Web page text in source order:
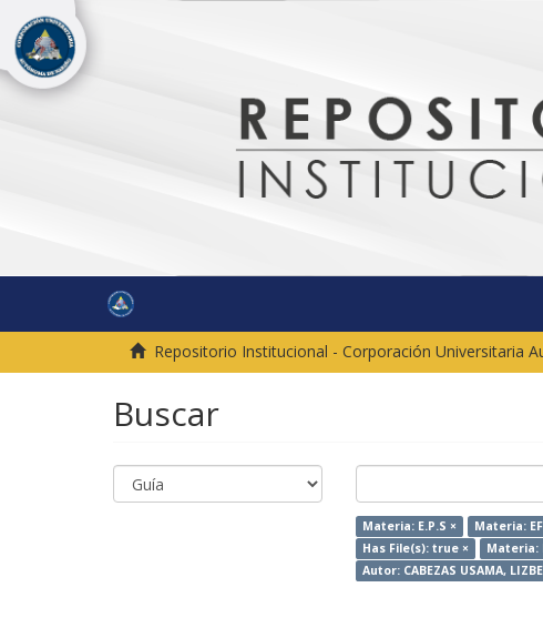
Repositorio Institucional - Corporación Universitaria
Buscar
Materia: E.P.S × Materia:
Has File(s): true ×
Materia:
Autor: CABEZAS USAMA,